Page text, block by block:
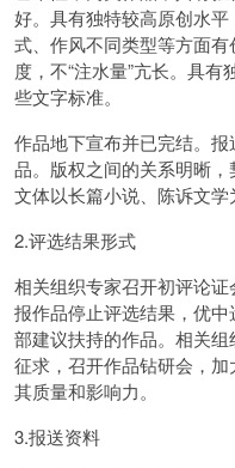
好。具有独特较高原创水平
式、作风不同类型等方面
度，不“注水量”亢长。具
些文字标准。
作品地下宣布并已完结。
品。版权之间的关系明晰，
文体以长篇小说、陈诉文学
2.评选结果形式
相关组织专家召开初评论证
报作品停止评选结果，优
部建议扶持的作品。相关
征求，召开作品钻研会，
其质量和影响力。
3.报送资料